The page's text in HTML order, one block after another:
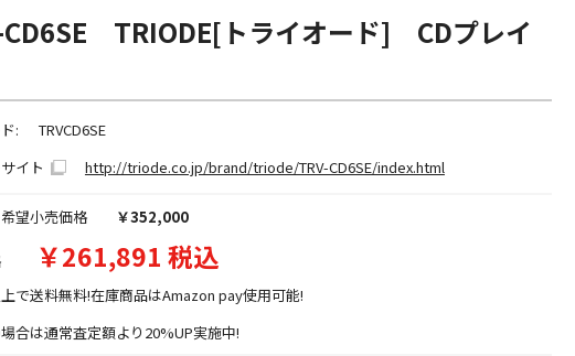
CD6SE TRIODE[トライオード] CDプレイ
:
TRVCD6SE
イト
http://triode.co.jp/brand/triode/TRV-CD6SE/index.html
望小売価格 ￥352,000
￥261,891 税込
で送料無料!在庫商品はAmazon pay使用可能!
合は通常査定額より20%UP実施中!